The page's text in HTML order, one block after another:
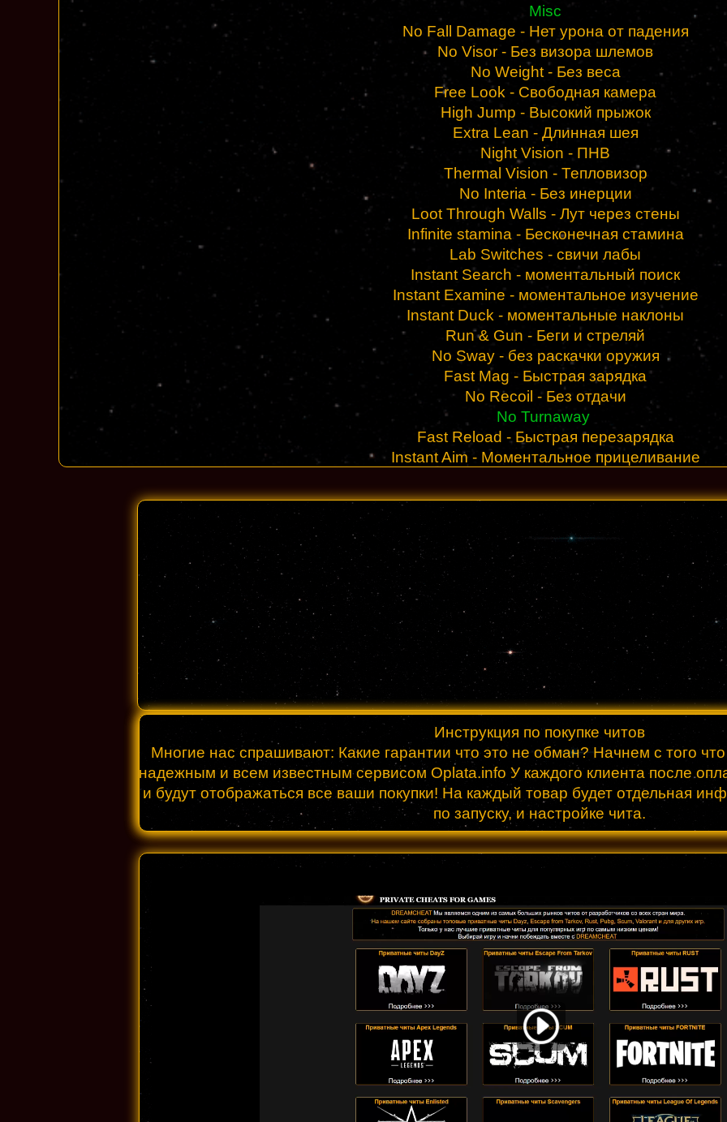
Misc
No Fall Damage - Нет урона от падения
No Visor - Без визора шлемов
No Weight - Без веса
Free Look - Свободная камера
High Jump - Высокий прыжок
Extra Lean - Длинная шея
Night Vision - ПНВ
Thermal Vision - Тепловизор
No Interia - Без инерции
Loot Through Walls - Лут через стены
Infinite stamina - Бесконечная стамина
Lab Switches - свичи лабы
Instant Search - моментальный поиск
Instant Examine - моментальное изучение
Instant Duck - моментальные наклоны
Run & Gun - Беги и стреляй
No Sway - без раскачки оружия
Fast Mag - Быстрая зарядка
No Recoil - Без отдачи
No Turnaway
Fast Reload - Быстрая перезарядка
Instant Aim - Моментальное прицеливание
Инструкция по покупке читов
Многие нас спрашивают: Какие гарантии что это не обман? Начнем с того
надежным и всем известным сервисом Oplata.info У каждого клиента после
и будут отображаться все ваши покупки! На каждый товар будет отдельная
по запуску, и настройке чита.